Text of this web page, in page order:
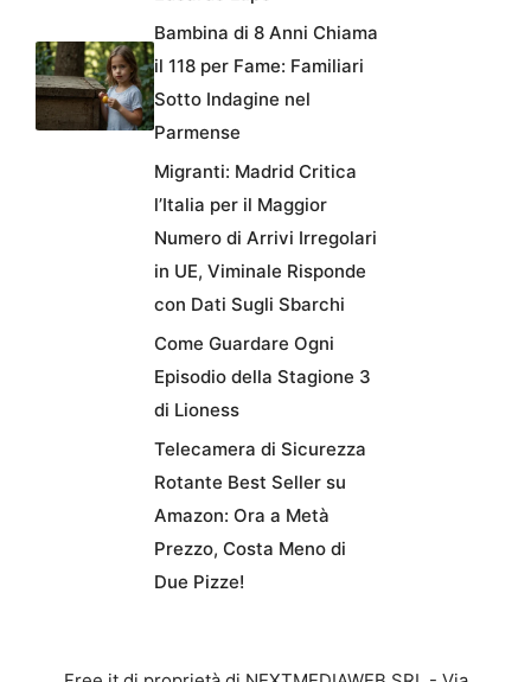
Bambina di 8 Anni Chiama
il 118 per Fame: Familiari
Sotto Indagine nel
Parmense
Migranti: Madrid Critica
l’Italia per il Maggior
Numero di Arrivi Irregolari
in UE, Viminale Risponde
con Dati Sugli Sbarchi
Come Guardare Ogni
Episodio della Stagione 3
di Lioness
Telecamera di Sicurezza
Rotante Best Seller su
Amazon: Ora a Metà
Prezzo, Costa Meno di
Due Pizze!